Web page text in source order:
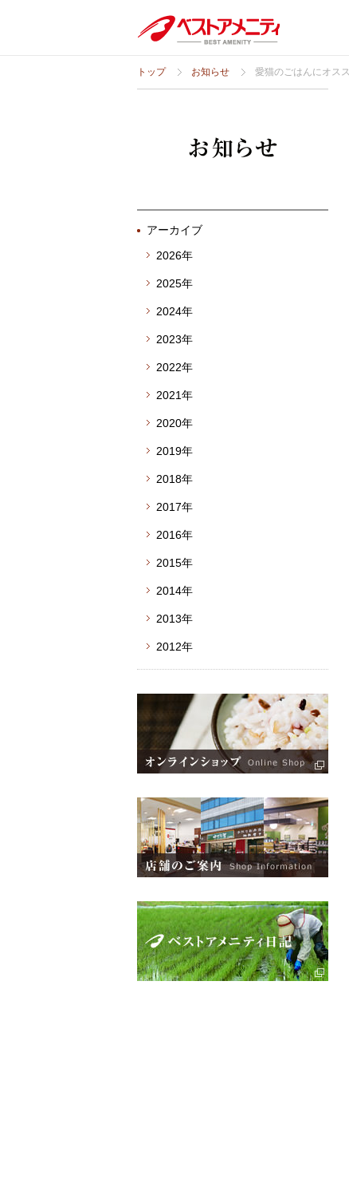
トップ お知らせ 愛猫のごはんにオス
アーカイブ
2026年
2025年
2024年
2023年
2022年
2021年
2020年
2019年
2018年
2017年
2016年
2015年
2014年
2013年
2012年